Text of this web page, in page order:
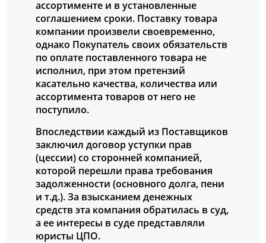
ассортименте и в установленные
соглашением сроки. Поставку товара
компании произвели своевременно,
однако Покупатель своих обязательств
по оплате поставленного товара не
исполнил, при этом претензий
касательно качества, количества или
ассортимента товаров от него не
поступило.
Впоследствии каждый из Поставщиков
заключил договор уступки прав
(цессии) со сторонней компанией,
которой перешли права требования
задолженности (основного долга, пени
и т.д.). За взысканием денежных
средств эта компания обратилась в суд,
а ее интересы в суде представляли
юристы ЦПО.